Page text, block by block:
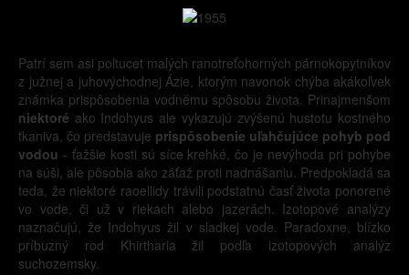
Patrí sem asi poltucet malých ranotreťohorných párnokopytníkov
z južnej a juhovýchodnej Ázie, ktorým navonok chýba akákoľvek
známka prispôsobenia vodnému spôsobu života. Prinajmenšom
niektoré ako Indohyus ale vykazujú zvýšenú hustotu kostného
tkaniva, čo predstavuje prispôsobenie uľahčujúce pohyb pod
vodou - ťažšie kosti sú síce krehké, čo je nevýhoda pri pohybe
na súši, ale pôsobia ako záťaž proti nadnášaniu. Predpokladá sa
teda, že niektoré raoellidy trávili podstatnú časť života ponorené
vo vode, či už v riekach alebo jazerách. Izotopové analýzy
naznačujú, že Indohyus žil v sladkej vode. Paradoxne, blízko
príbuzný rod Khirtharia žil podľa izotopových analýz
suchozemsky.